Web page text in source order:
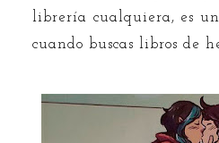
librería cualquiera, es
cuando buscas libros de